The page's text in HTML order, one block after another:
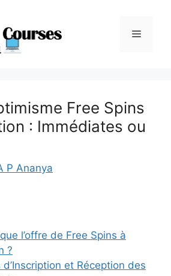
Menu
Free Spins
: Immédiates ou
P Ananya
l’offre de Free Spins à
?
d’Inscription et Réception des